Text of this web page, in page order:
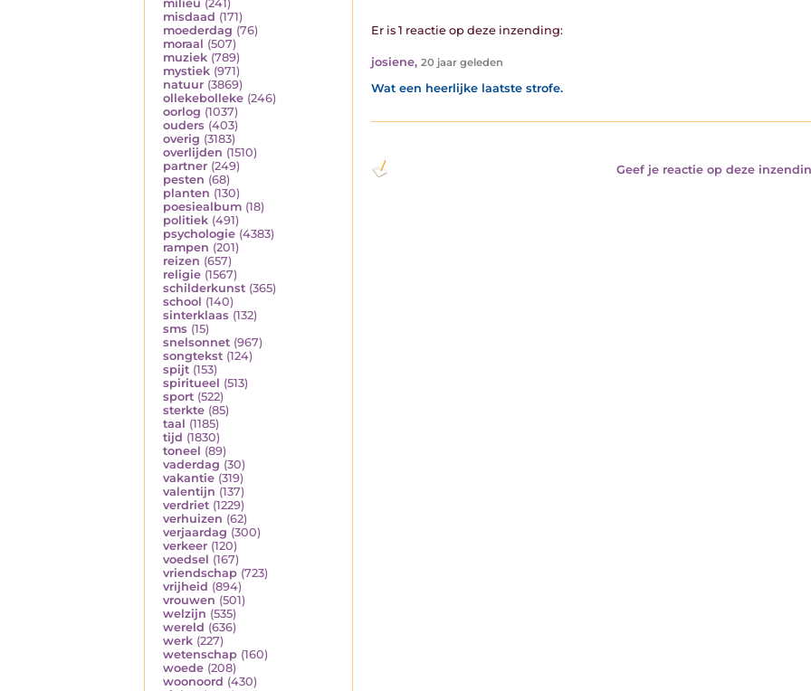
milieu (241)
misdaad (171)
moederdag (76)
moraal (507)
muziek (789)
mystiek (971)
natuur (3869)
ollekebolleke (246)
oorlog (1037)
ouders (403)
overig (3183)
overlijden (1510)
partner (249)
pesten (68)
planten (130)
poesiealbum (18)
politiek (491)
psychologie (4383)
rampen (201)
reizen (657)
religie (1567)
schilderkunst (365)
school (140)
sinterklaas (132)
sms (15)
snelsonnet (967)
songtekst (124)
spijt (153)
spiritueel (513)
sport (522)
sterkte (85)
taal (1185)
tijd (1830)
toneel (89)
vaderdag (30)
vakantie (319)
valentijn (137)
verdriet (1229)
verhuizen (62)
verjaardag (300)
verkeer (120)
voedsel (167)
vriendschap (723)
vrijheid (894)
vrouwen (501)
welzijn (535)
wereld (636)
werk (227)
wetenschap (160)
woede (208)
woonoord (430)
Er is 1 reactie op deze inzending:
josiene, 20 jaar geleden
Wat een heerlijke laatste strofe.
Geef je reactie op deze